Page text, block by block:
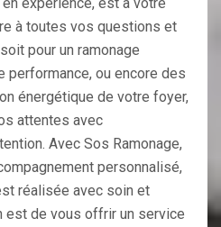
à toutes vos questions et
pour un ramonage
performance, ou encore des
énergétique de votre foyer,
attentes avec
Avec Sos Ramonage,
personnalisé,
réalisée avec soin et
est de vous offrir un service